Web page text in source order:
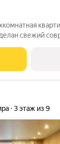
свежий
очень
3 этаж из 9